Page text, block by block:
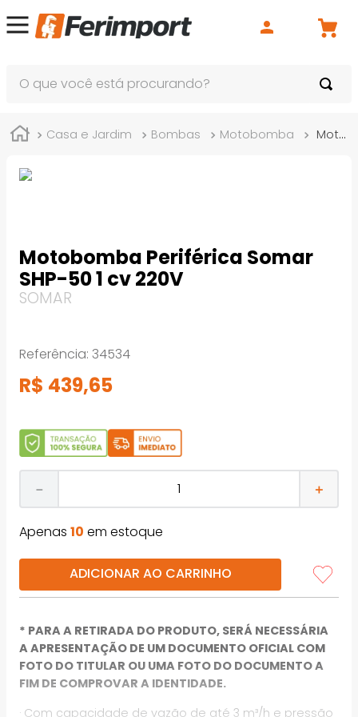
Casa e Jardim Bombas Motobomba Motobomba Periférica Somar SHP-50 1 cv 220V
Motobomba Periférica Somar
SHP-50 1 cv 220V
SOMAR
Referência: 34534
R$ 439,65
＋
－
Apenas 10 em estoque
ADICIONAR AO CARRINHO
* PARA A RETIRADA DO PRODUTO, SERÁ NECESSÁRIA
A APRESENTAÇÃO DE UM DOCUMENTO OFICIAL COM
FOTO DO TITULAR OU UMA FOTO DO DOCUMENTO A
FIM DE COMPROVAR A IDENTIDADE.
· Com capacidade de vazão de até 3 m³/h e pressão